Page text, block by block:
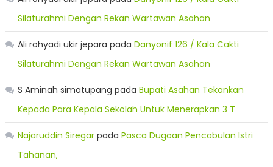
Silaturahmi Dengan Rekan Wartawan Asahan
Ali rohyadi ukir jepara pada Danyonif 126 / Kala Cakti
Silaturahmi Dengan Rekan Wartawan Asahan
S Aminah simatupang pada Bupati Asahan Tekankan
Kepada Para Kepala Sekolah Untuk Menerapkan 3 T
Najaruddin Siregarpada Pasca Dugaan Pencabulan Istri
Tahanan,